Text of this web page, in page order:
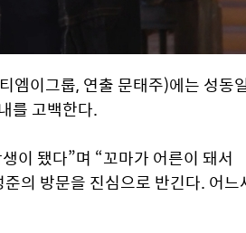
엠이그룹, 연출 문태주)에는 성동
를 고백한다.
이 됐다”며 “꼬마가 어른이 돼서
의 방문을 진심으로 반긴다. 어느